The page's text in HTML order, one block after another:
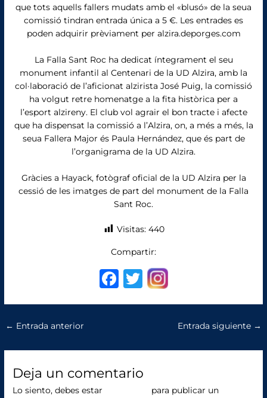
que tots aquells fallers mudats amb el «blusó» de la seua
comissió tindran entrada única a 5 €. Les entrades es
poden adquirir prèviament per alzira.deporges.com
La Falla Sant Roc ha dedicat íntegrament el seu
monument infantil al Centenari de la UD Alzira, amb la
col·laboració de l’aficionat alzirista José Puig, la comissió
ha volgut retre homenatge a la fita històrica per a
l’esport alzireny. El club vol agrair el bon tracte i afecte
que ha dispensat la comissió a l’Alzira, on, a més a més, la
seua Fallera Major és Paula Hernández, que és part de
l’organigrama de la UD Alzira.
Gràcies a Hayack, fotògraf oficial de la UD Alzira per la
cessió de les imatges de part del monument de la Falla
Sant Roc.
Visitas: 440
Compartir:
F
b
o
T
r
← Entrada anterior Entrada siguiente →
Deja un comentario
Lo siento, debes estar
para publicar un